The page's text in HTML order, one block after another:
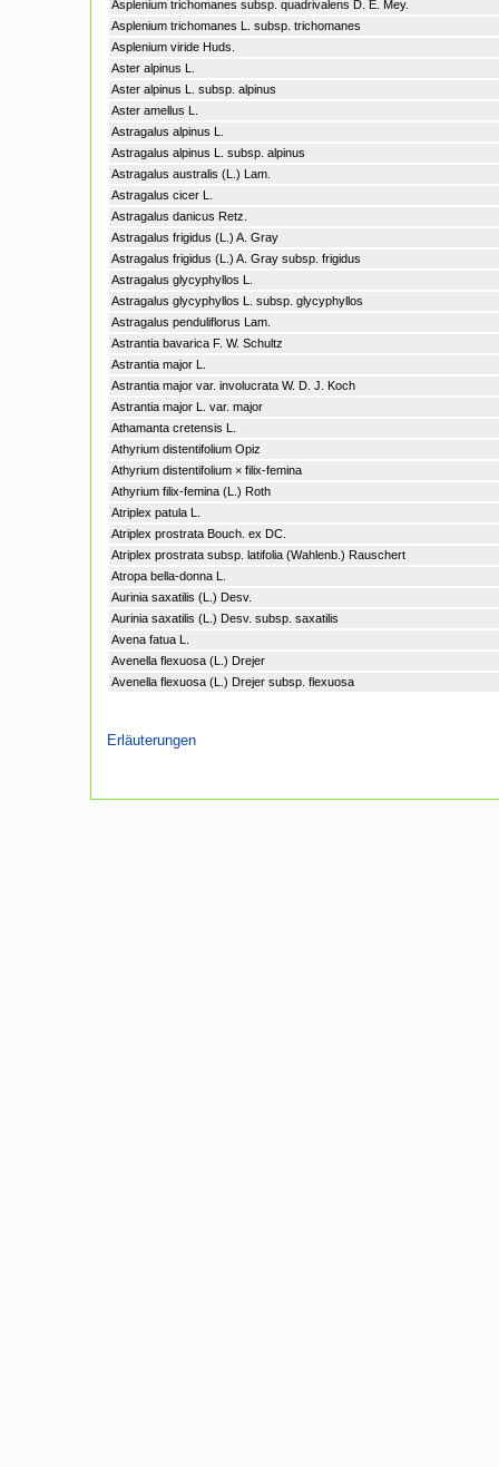
Asplenium trichomanes subsp. quadrivalens D. E. Mey.
Asplenium trichomanes L. subsp. trichomanes
Asplenium viride Huds.
Aster alpinus L.
Aster alpinus L. subsp. alpinus
Aster amellus L.
Astragalus alpinus L.
Astragalus alpinus L. subsp. alpinus
Astragalus australis (L.) Lam.
Astragalus cicer L.
Astragalus danicus Retz.
Astragalus frigidus (L.) A. Gray
Astragalus frigidus (L.) A. Gray subsp. frigidus
Astragalus glycyphyllos L.
Astragalus glycyphyllos L. subsp. glycyphyllos
Astragalus penduliflorus Lam.
Astrantia bavarica F. W. Schultz
Astrantia major L.
Astrantia major var. involucrata W. D. J. Koch
Astrantia major L. var. major
Athamanta cretensis L.
Athyrium distentifolium Opiz
Athyrium distentifolium × filix-femina
Athyrium filix-femina (L.) Roth
Atriplex patula L.
Atriplex prostrata Bouch. ex DC.
Atriplex prostrata subsp. latifolia (Wahlenb.) Rauschert
Atropa bella-donna L.
Aurinia saxatilis (L.) Desv.
Aurinia saxatilis (L.) Desv. subsp. saxatilis
Avena fatua L.
Avenella flexuosa (L.) Drejer
Avenella flexuosa (L.) Drejer subsp. flexuosa
Erläuterungen